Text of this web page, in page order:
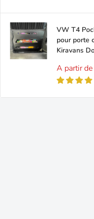
VW T4
pour porte
Kiravans
Prix
réduit
A partir